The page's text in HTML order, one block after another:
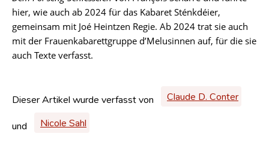
hier, wie auch ab 2024 für das Kabaret Sténkdéier,
gemeinsam mit Joé Heintzen Regie. Ab 2024 trat sie auch
mit der Frauenkabarettgruppe d’Melusinnen auf, für die sie
auch Texte verfasst.
Dieser Artikel wurde verfasst von Claude D. Conter
und Nicole Sahl